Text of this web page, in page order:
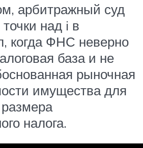
арбитражный суд
над i в
когда ФНС неверно
база и не
рыночная
имущества для
налога.